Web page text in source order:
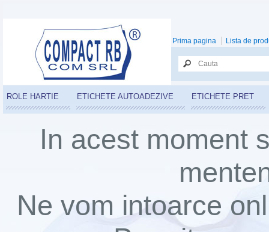
Prima pagina Lista de
ROLE HARTIE ETICHETE AUTOADEZIVE ETICHETE PRET
In acest moment
Ne vom intoarce